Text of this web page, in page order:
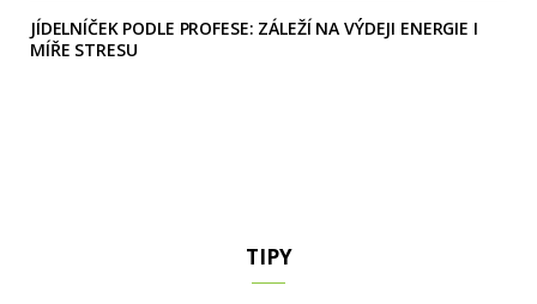
JÍDELNÍČEK PODLE PROFESE: ZÁLEŽÍ NA VÝDEJI ENERGIE I
MÍŘE STRESU
TIPY